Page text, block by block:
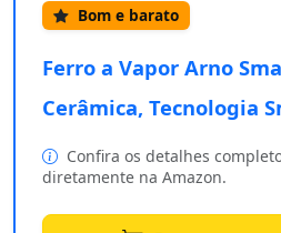
Bom e barato
Ferro a Vapor Arno
Cerâmica, Tecnologia
Confira os detalhes
diretamente na Amazon.